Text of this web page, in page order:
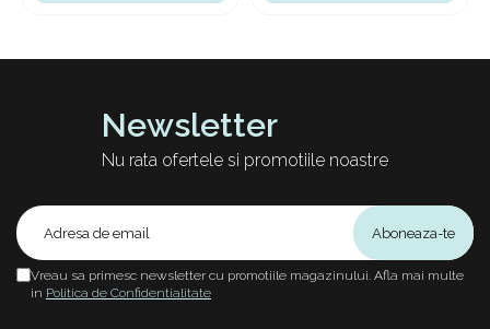
Newsletter
Nu rata ofertele si promotiile noastre
Vreau sa primesc newsletter cu promotiile magazinului. Afla mai multe
in Politica de Confidentialitate